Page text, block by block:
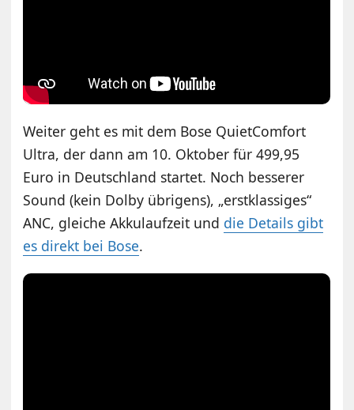
Weiter geht es mit dem Bose QuietComfort
Ultra, der dann am 10. Oktober für 499,95
Euro in Deutschland startet. Noch besserer
Sound (kein Dolby übrigens), „erstklassiges“
ANC, gleiche Akkulaufzeit und die Details gibt
es direkt bei Bose.